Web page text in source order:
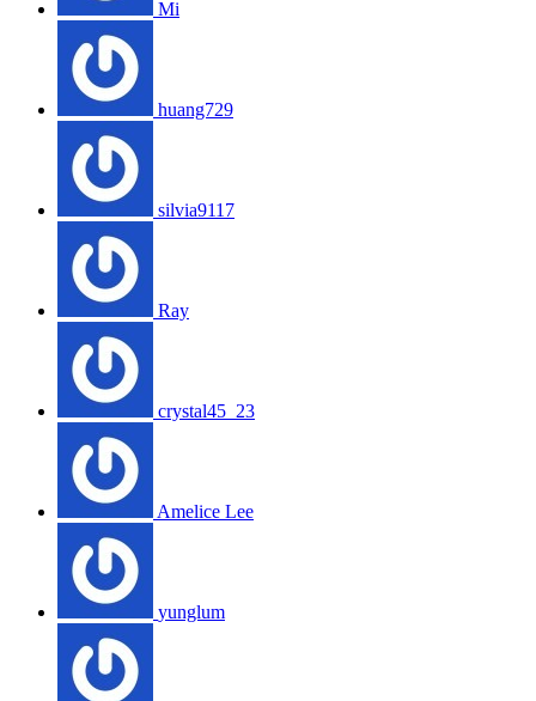
Mi
huang729
silvia9117
Ray
crystal45_23
Amelice Lee
yunglum